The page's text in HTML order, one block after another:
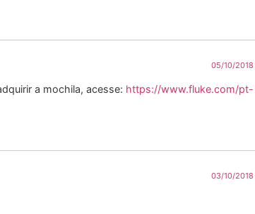
05/10/2018
a mochila, acesse: https://www.fluke.com/pt-
03/10/2018